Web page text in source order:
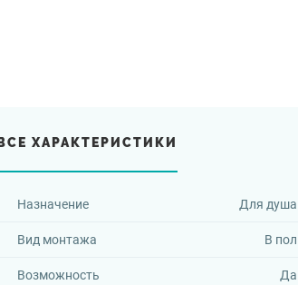
ВСЕ ХАРАКТЕРИСТИКИ
Назначение Для душа
Вид монтажа В пол
Возможность
Да